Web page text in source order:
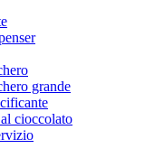
grande
cioccolato